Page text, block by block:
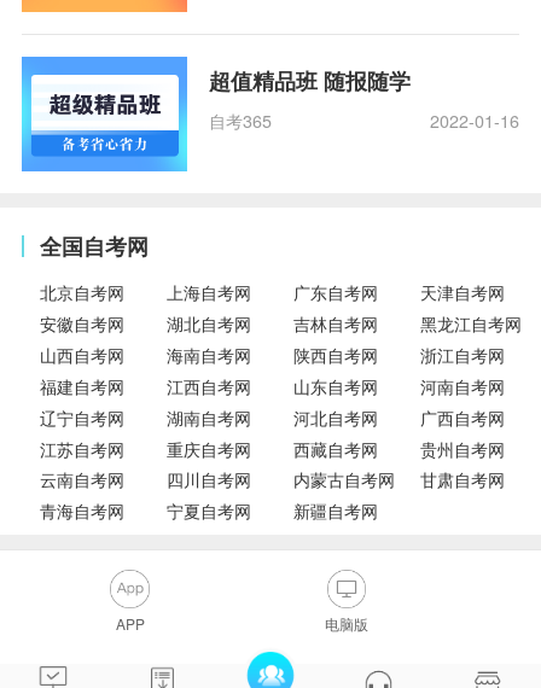
超值精品班 随报随学
自考365 2022-01-16
全国自考网
北京自考网 上海自考网 广东自考网
天津自考网
安徽自考网
湖北自考网 吉林自考网
黑龙江自考网
山西自考网
海南自考网 陕西自考网
浙江自考网
福建自考网
江西自考网 山东自考网
河南自考网
辽宁自考网
湖南自考网 河北自考网
广西自考网
江苏自考网
重庆自考网 西藏自考网
贵州自考网
云南自考网
四川自考网 内蒙古自考网
甘肃自考网
青海自考网
宁夏自考网 新疆自考网
APP 电脑版